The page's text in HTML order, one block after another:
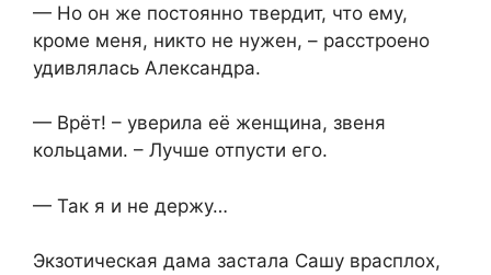
— Но он же постоянно твердит, что ему,
кроме меня, никто не нужен, – расстроено
удивлялась Александра.
— Врёт! – уверила её женщина, звеня
кольцами. – Лучше отпусти его.
— Так я и не держу…
Экзотическая дама застала Сашу врасплох,